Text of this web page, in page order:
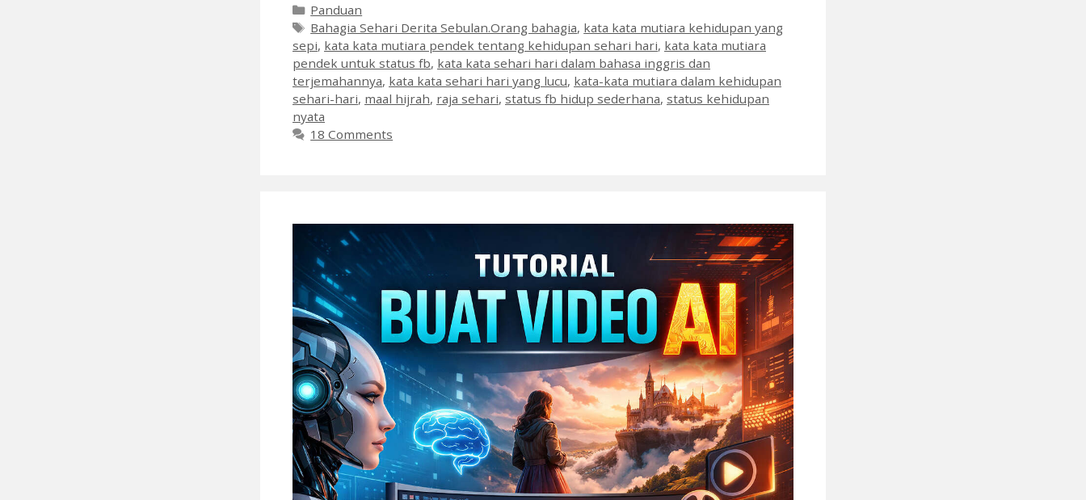
Categories
Panduan
Tags
Bahagia Sehari Derita Sebulan.Orang bahagia, kata kata mutiara kehidupan yang
sepi, kata kata mutiara pendek tentang kehidupan sehari hari, kata kata mutiara
pendek untuk status fb, kata kata sehari hari dalam bahasa inggris dan
terjemahannya, kata kata sehari hari yang lucu, kata-kata mutiara dalam kehidupan
sehari-hari, maal hijrah, raja sehari, status fb hidup sederhana, status kehidupan
nyata
18 Comments